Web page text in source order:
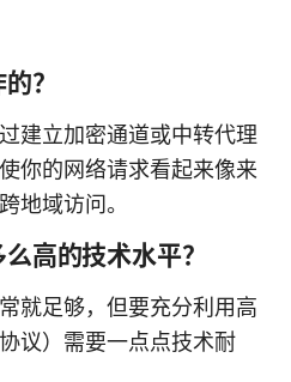
？
建立加密通道或中转代理
你的网络请求看起来像来
地域访问。
高的技术水平？
就足够，但要充分利用高
议）需要一点点技术耐